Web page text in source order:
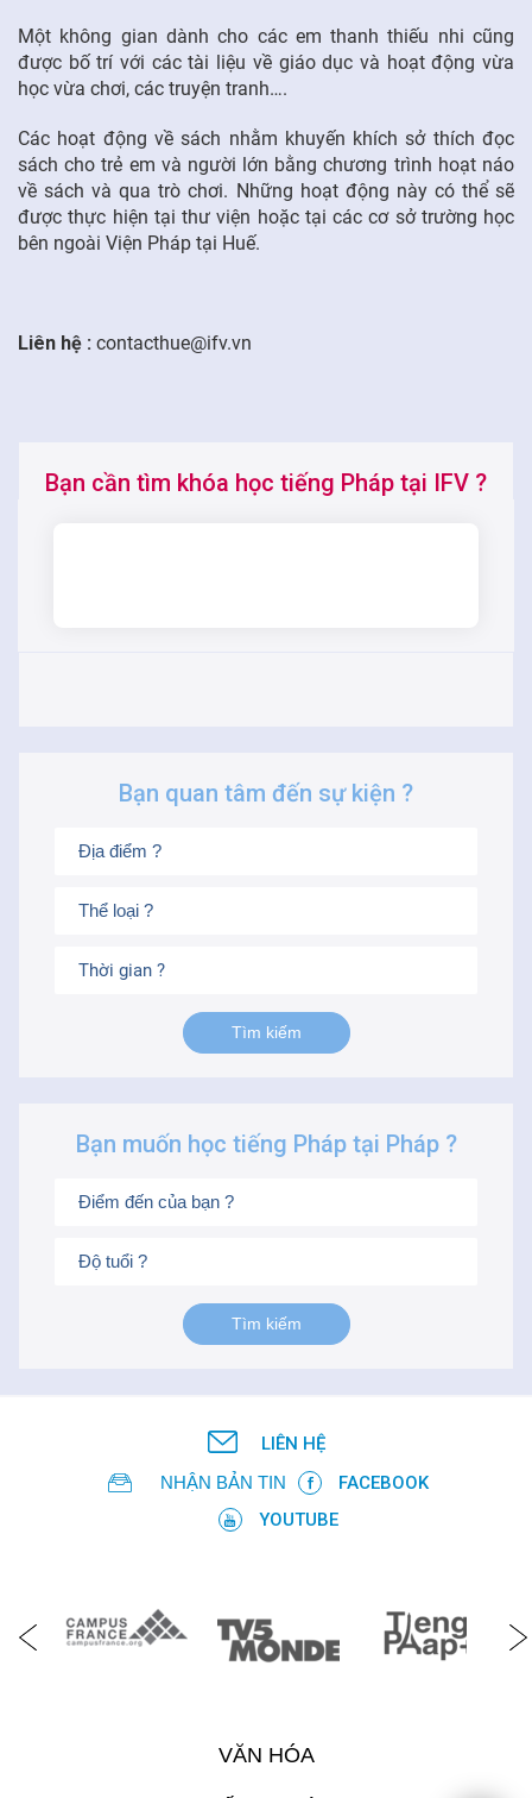
Một không gian dành cho các em thanh thiếu nhi cũng
được bố trí với các tài liệu về giáo dục và hoạt động vừa
học vừa chơi, các truyện tranh….
Các hoạt động về sách nhằm khuyến khích sở thích đọc
sách cho trẻ em và người lớn bằng chương trình hoạt náo
về sách và qua trò chơi. Những hoạt động này có thể sẽ
được thực hiện tại thư viện hoặc tại các cơ sở trường học
bên ngoài Viện Pháp tại Huế.
Liên hệ : contacthue@ifv.vn
Bạn cần tìm khóa học tiếng Pháp tại IFV ?
Bạn quan tâm đến sự kiện ?
Thời gian ?
Bạn muốn học tiếng Pháp tại Pháp ?
LIÊN HỆ
NHẬN BẢN TIN
FACEBOOK
YOUTUBE
VĂN HÓA